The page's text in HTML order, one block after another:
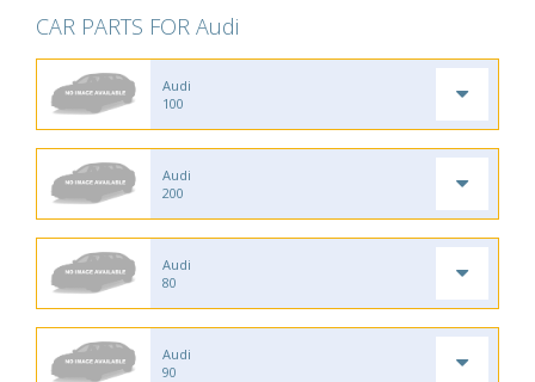
CAR PARTS FOR Audi
Audi
100
Audi
200
Audi
80
Audi
90